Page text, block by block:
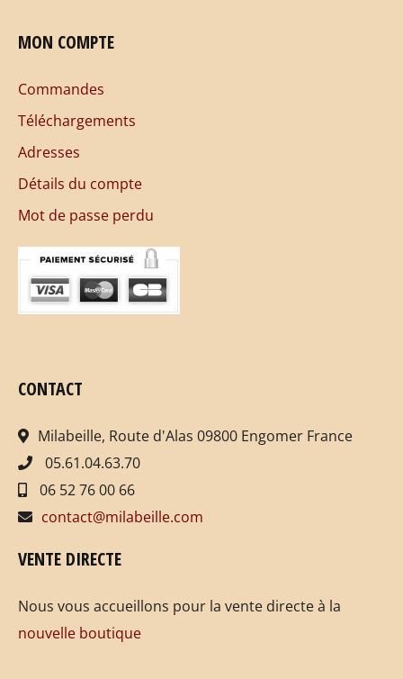
MON COMPTE
Commandes
Téléchargements
Adresses
Détails du compte
Mot de passe perdu
CONTACT
Milabeille, Route d'Alas 09800 Engomer France
05.61.04.63.70
06 52 76 00 66
contact@milabeille.com
VENTE DIRECTE
Nous vous accueillons pour la vente directe à la
nouvelle boutique